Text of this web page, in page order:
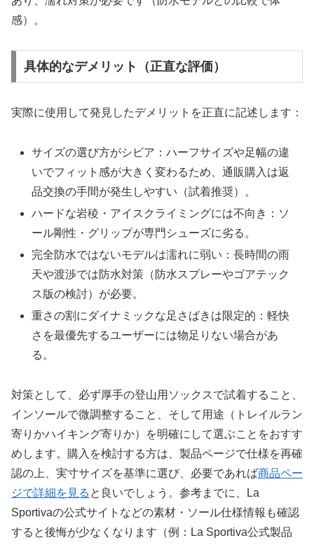
感）。
具体的なデメリット（正直な評価）
実際に使用して発見したデメリットを正直に記述します：
サイズの選び方がシビア：ハーフサイズや足幅の違
いでフィット感が大きく変わるため、通販購入は返
品交換の手間が発生しやすい（試着推奨）。
ハードな岩稜・アイスクライミングには不向き：ソ
ール剛性・グリップが専門シューズに劣る。
完全防水ではないモデルは濡れに弱い：長時間の雨
天や渡渉では防水対策（防水スプレーやゴアテック
ス版の検討）が必要。
重さの割にダイナミックな足さばきは限定的：軽快
さを最優先するユーザーには物足りない場合があ
る。
対策として、必ず厚手の登山用ソックスで試着すること、
インソールで微調整すること、そして用途（トレイルラン
寄りかハイキング寄りか）を明確にして選ぶことをおすす
めします。購入を検討する方は、製品ページで仕様を再確
認の上、実寸サイズを基準に選び、必要であれば商品ペー
ジで詳細を見る と良いでしょう。参考までに、La
Sportivaの公式サイトなどの素材・ソール仕様情報も確認
すると後悔が少なくなります（例：La Sportiva公式製品